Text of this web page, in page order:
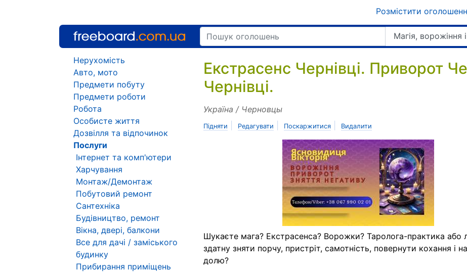
Розмістити
Магія, ворожіння
Екстрасенс Чернівці. Приворот
Чернівці.
Україна / Черновцы
Підняти Редагувати Поскаржитися Видалити
Шукаєте мага? Екстрасенса? Ворожки? Таролога-практика або
здатну зняти порчу, пристріт, самотність, повернути кохання і
долю?
Нерухомість
Авто, мото
Предмети побуту
Предмети роботи
Робота
Особисте життя
Дозвілля та відпочинок
Послуги
Інтернет та комп'ютери
Харчування
Монтаж/Демонтаж
Побутовий ремонт
Сантехніка
Будівництво, ремонт
Вікна, двері, балкони
Все для дачі / заміського
будинку
Прибирання приміщень